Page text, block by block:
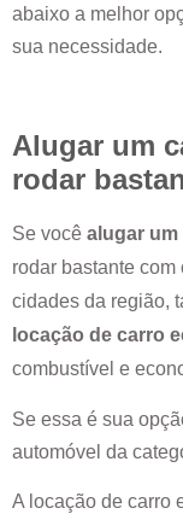
abaixo a melhor
sua necessidade.
Alugar um
rodar
Se você alugar um
rodar bastante
cidades da região,
locação de carro
combustível e
Se essa é sua
automóvel da
A locação de carro